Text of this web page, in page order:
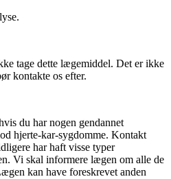
tage dette lægemiddel. Det er ikke
kontakte os efter.
du har nogen gendannet
hjerte-kar-sygdomme. Kontakt
har haft visse typer
Vi skal informere lægen om alle de
kan have foreskrevet anden